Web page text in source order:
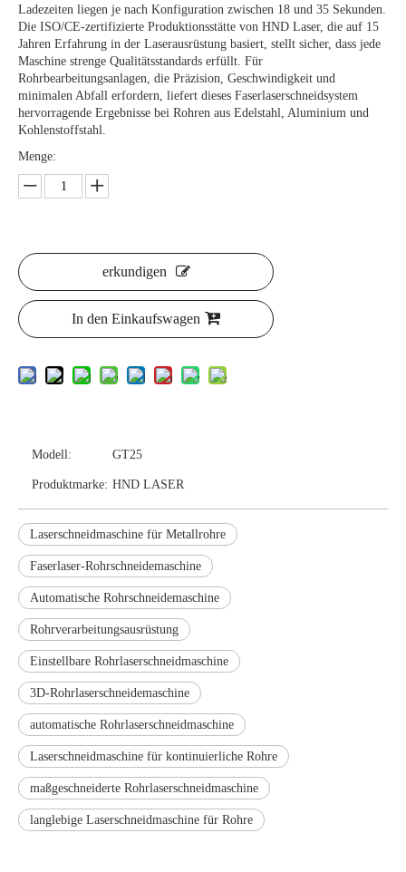
Ladezeiten liegen je nach Konfiguration zwischen 18 und 35 Sekunden.
Die ISO/CE-zertifizierte Produktionsstätte von HND Laser, die auf 15
Jahren Erfahrung in der Laserausrüstung basiert, stellt sicher, dass jede
Maschine strenge Qualitätsstandards erfüllt. Für
Rohrbearbeitungsanlagen, die Präzision, Geschwindigkeit und
minimalen Abfall erfordern, liefert dieses Faserlaserschneidsystem
hervorragende Ergebnisse bei Rohren aus Edelstahl, Aluminium und
Kohlenstoffstahl.
Menge:
erkundigen
In den Einkaufswagen
Modell: GT25
Produktmarke: HND LASER
Laserschneidmaschine für Metallrohre
Faserlaser-Rohrschneidemaschine
Automatische Rohrschneidemaschine
Rohrverarbeitungsausrüstung
Einstellbare Rohrlaserschneidmaschine
3D-Rohrlaserschneidemaschine
automatische Rohrlaserschneidmaschine
Laserschneidmaschine für kontinuierliche Rohre
maßgeschneiderte Rohrlaserschneidmaschine
langlebige Laserschneidmaschine für Rohre